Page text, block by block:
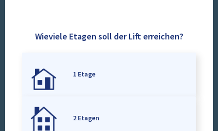
Wieviele Etagen soll der Lift erreichen?
1 Etage
2 Etagen